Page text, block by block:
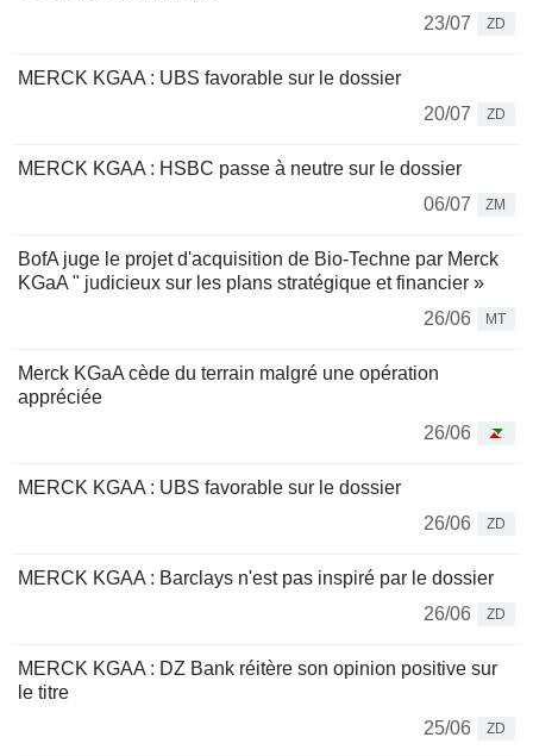
23/07
ZD
MERCK KGAA : UBS favorable sur le dossier
20/07
ZD
MERCK KGAA : HSBC passe à neutre sur le dossier
06/07
ZM
BofA juge le projet d'acquisition de Bio-Techne par Merck
KGaA " judicieux sur les plans stratégique et financier »
26/06
MT
Merck KGaA cède du terrain malgré une opération
appréciée
26/06
MERCK KGAA : UBS favorable sur le dossier
26/06
ZD
MERCK KGAA : Barclays n'est pas inspiré par le dossier
26/06
ZD
MERCK KGAA : DZ Bank réitère son opinion positive sur
le titre
25/06
ZD